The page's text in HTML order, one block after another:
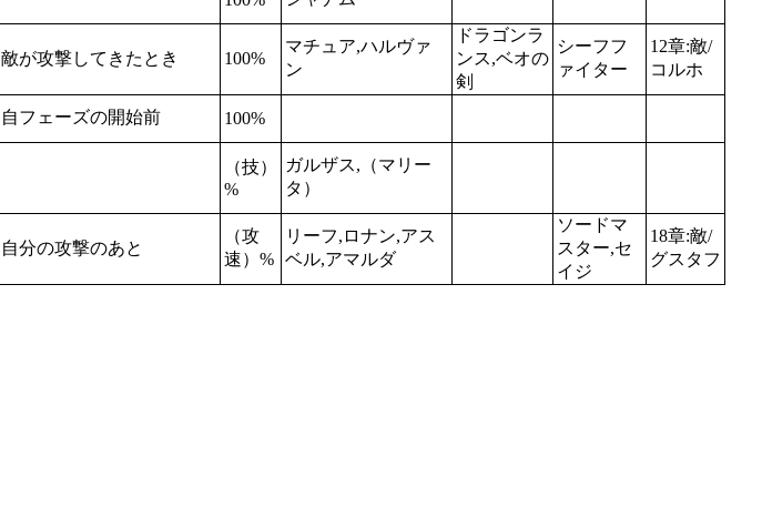
敵が攻撃してきたとき 100%
マチュア,ハルヴァ
ン
ドラゴンラ
ンス,ベオの
剣
シーフフ
ァイター
12章:敵/
コルホ
自フェーズの開始前
100%
（技）
%
ガルザス,（マリー
タ）
自分の攻撃のあと
（攻
速）%
リーフ,ロナン,アス
ベル,アマルダ
ソードマ
スター,セ
イジ
18章:敵/
グスタフ